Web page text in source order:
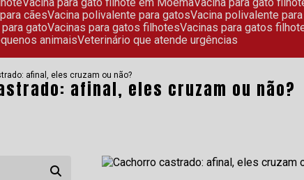
cães Vacina polivalente para gatos Vacina polivalente
para gato Vacinas para gatos filhotes Vacinas para gatos
animais Veterinário que atende urgências
afinal, eles cruzam ou não?
afinal, eles cruzam ou não?